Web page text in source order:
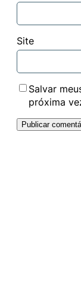
Site
Salvar
próxima